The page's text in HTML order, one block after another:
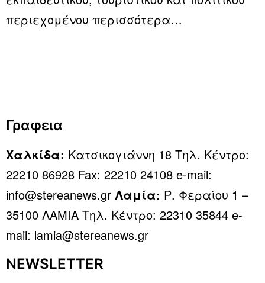
περιεχομένου περισσότερα…
Γραφεια
Χαλκίδα: Κατσικογιάννη 18 Τηλ. Κέντρο:
22210 86928 Fax: 22210 24108 e-mail:
info@stereanews.gr Λαμία: Ρ. Φεραίου 1 –
35100 ΛΑΜΙΑ Τηλ. Κέντρο: 22310 35844 e-
mail: lamia@stereanews.gr
NEWSLETTER